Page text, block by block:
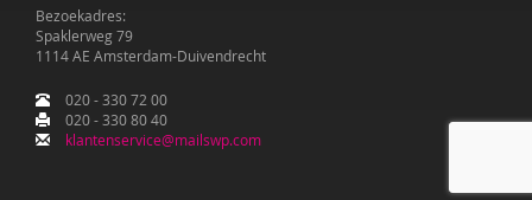
Bezoekadres:
Spaklerweg 79
1114 AE Amsterdam-Duivendrecht
020 - 330 72 00
020 - 330 80 40
klantenservice@mailswp.com